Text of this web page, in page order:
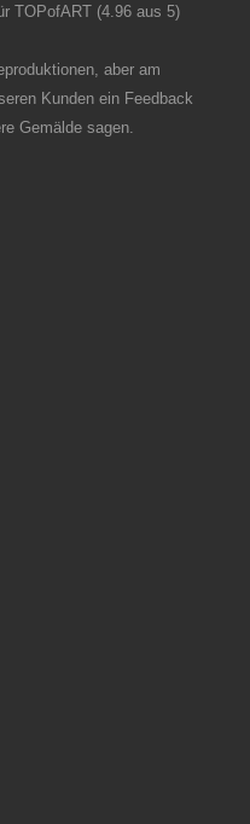
TOPofART (4.96 aus 5)
aber am
Kunden ein Feedback
Gemälde sagen.